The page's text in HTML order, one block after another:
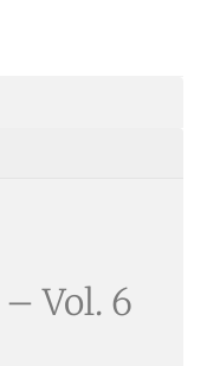
Vol. 6